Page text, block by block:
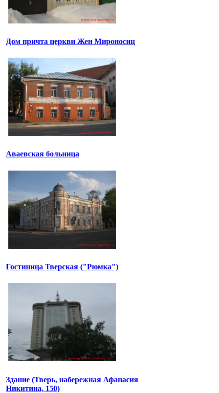
Дом причта церкви Жен Мироносиц
Аваевская больница
Гостиница Тверская ("Рюмка")
Здание (Тверь, набережная Афанасия
Никитина, 150)